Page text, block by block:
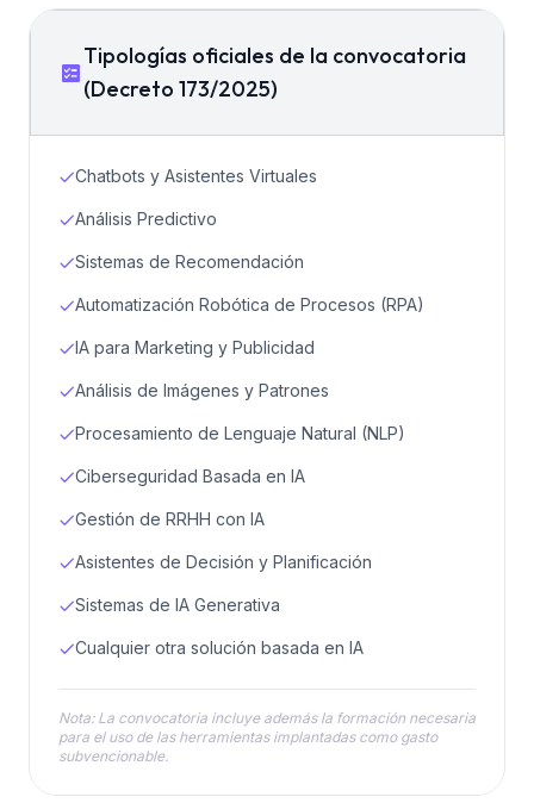
Tipologías oficiales de la convocatoria
(Decreto 173/2025)
Chatbots y Asistentes Virtuales
Análisis Predictivo
Sistemas de Recomendación
Automatización Robótica de Procesos (RPA)
IA para Marketing y Publicidad
Análisis de Imágenes y Patrones
Procesamiento de Lenguaje Natural (NLP)
Ciberseguridad Basada en IA
Gestión de RRHH con IA
Asistentes de Decisión y Planificación
Sistemas de IA Generativa
Cualquier otra solución basada en IA
Nota: La convocatoria incluye además la formación necesaria
para el uso de las herramientas implantadas como gasto
subvencionable.